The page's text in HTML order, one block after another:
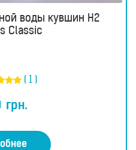
воды кувшин H2
Classic
5
( 1 )
грн.